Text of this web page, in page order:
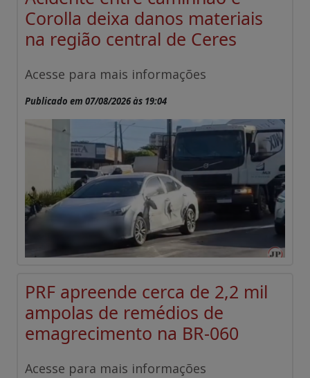
Corolla deixa danos materiais
na região central de Ceres
Acesse para mais informações
Publicado em 07/08/2026 às 19:04
PRF apreende cerca de 2,2 mil
ampolas de remédios de
emagrecimento na BR-060
Acesse para mais informações